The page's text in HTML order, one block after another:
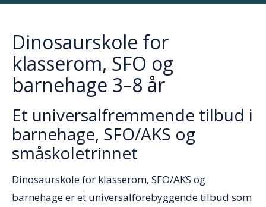
Dinosaurskole for
klasserom, SFO og
barnehage 3–8 år
Et universalfremmende tilbud i
barnehage, SFO/AKS og
småskoletrinnet
Dinosaurskole for klasserom, SFO/AKS og
barnehage er et universalforebyggende tilbud som